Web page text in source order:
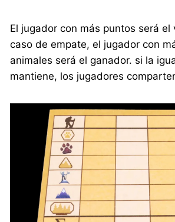
El jugador con más puntos será el
caso de empate, el jugador con
animales será el ganador. si la
mantiene, los jugadores